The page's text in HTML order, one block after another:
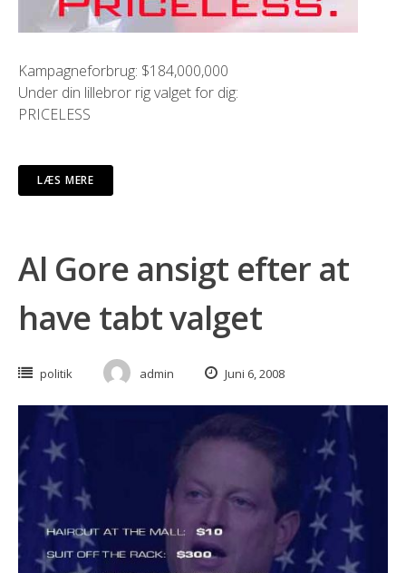
Kampagneforbrug: $184,000,000
Under din lillebror rig valget for dig:
PRICELESS
LÆS MERE
Al Gore ansigt efter at
have tabt valget
politik admin Juni 6, 2008